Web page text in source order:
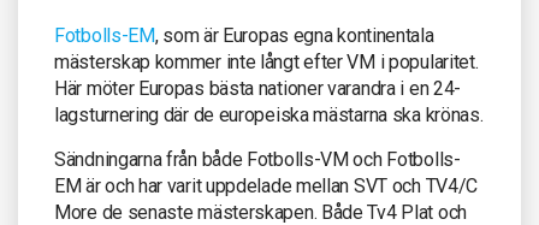
Fotbolls-EM, som är Europas egna kontinentala
mästerskap kommer inte långt efter VM i popularitet.
Här möter Europas bästa nationer varandra i en 24-
lagsturnering där de europeiska mästarna ska krönas.
Sändningarna från både Fotbolls-VM och Fotbolls-
EM är och har varit uppdelade mellan SVT och TV4/C
More de senaste mästerskapen. Både Tv4 Plat och